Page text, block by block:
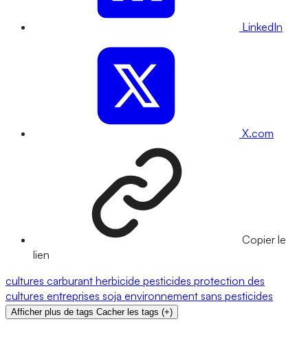
LinkedIn
X.com
Copier le
lien
cultures carburant herbicide pesticides protection des
cultures entreprises soja environnement sans pesticides
Afficher plus de tags Cacher les tags (+)